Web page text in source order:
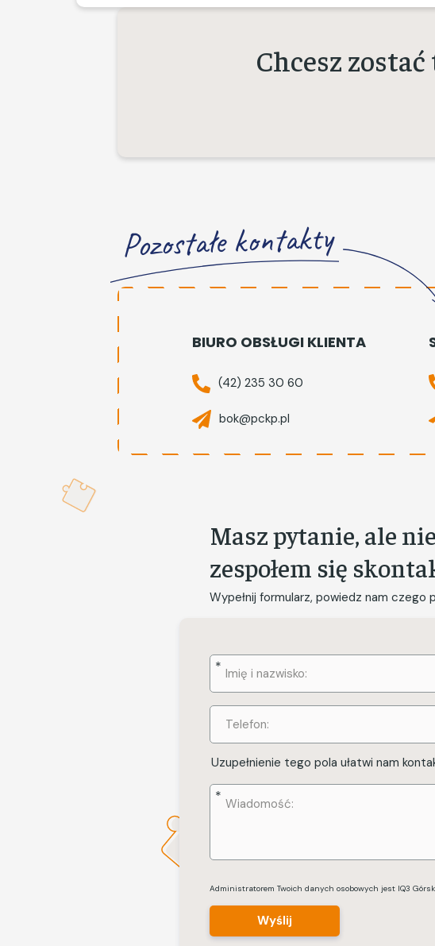
Chcesz
Pozostałe kontakty
BIURO OBSŁUGI KLIENTA
(42) 235 30 60
bok@pckp.pl
Masz pytanie, ale
zespołem się
Wypełnij formularz, powiedz nam
Imię
nazwisko:
Phone
Uzupełnienie tego pola ułatwi nam
Wiadomość
Administratorem Twoich danych osobowych jest IQ3